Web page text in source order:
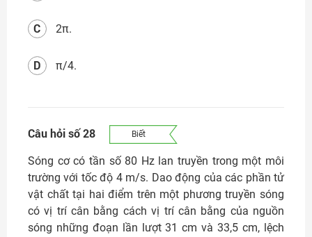
2π.
C
π/4.
D
Câu hỏi số 28 Biết
Sóng cơ có tần số 80 Hz lan truyền trong một môi
trường với tốc độ 4 m/s. Dao động của các phần tử
vật chất tại hai điểm trên một phương truyền sóng
có vị trí cân bằng cách vị trí cân bằng của nguồn
sóng những đoạn lần lượt 31 cm và 33,5 cm, lệch